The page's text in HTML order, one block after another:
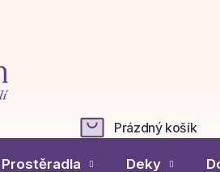
NÁKUPNÍ
KOŠÍK
Prázdný košík
Prostěradla Deky